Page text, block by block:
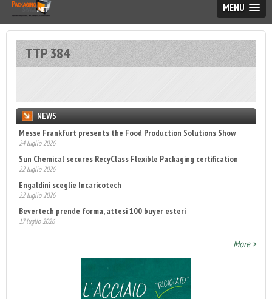
MENU
TTP 384
NEWS
Messe Frankfurt presents the Food Production Solutions Show
24 luglio 2026
Sun Chemical secures RecyClass Flexible Packaging certification
22 luglio 2026
Engaldini sceglie Incaricotech
22 luglio 2026
Bevertech prende forma, attesi 100 buyer esteri
17 luglio 2026
More >